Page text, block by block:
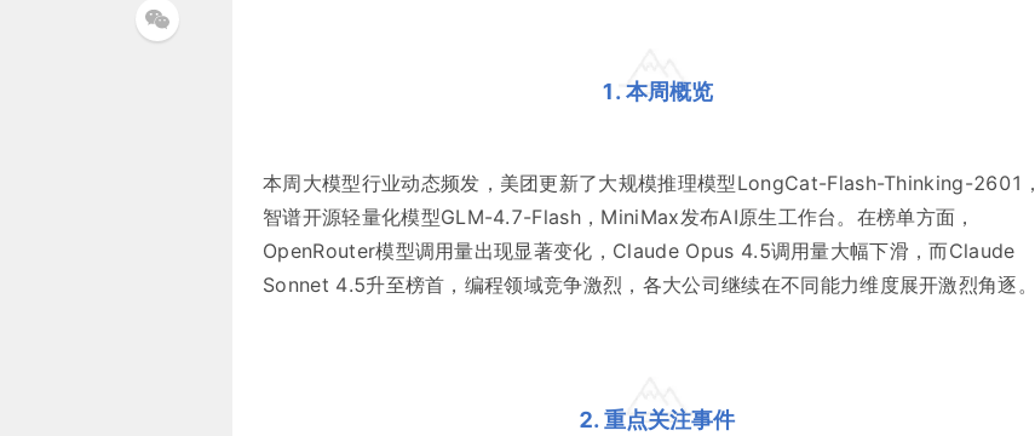
1. 本周概览
本周大模型行业动态频发，美团更新了大规模推理模型LongCat-Flash-Thinking-2601，
智谱开源轻量化模型GLM-4.7-Flash，MiniMax发布AI原生工作台。在榜单方面，
OpenRouter模型调用量出现显著变化，Claude Opus 4.5调用量大幅下滑，而Claude
Sonnet 4.5升至榜首，编程领域竞争激烈，各大公司继续在不同能力维度展开激烈角逐。
2. 重点关注事件